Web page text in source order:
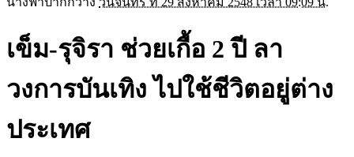
เข็ม-รุจิรา ช่วยเกื้อ 2 ปี ลา
วงการบันเทิง ไปใช้ชีวิตอยู่ต่าง
ประเทศ